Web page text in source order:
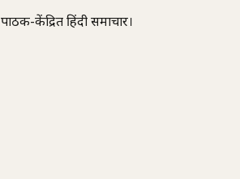
केंद्रित हिंदी समाचार।